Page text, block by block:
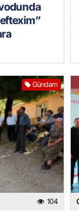
Gündəm
104